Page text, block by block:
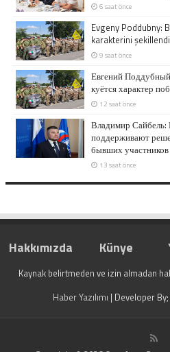
6 saat önce
Evgeny Poddubny:
karakterini
9 saat önce
Евгений
куётся характер
12 saat önce
Владимир
поддерживают
бывших
13 saat önce
Hakkımızda Künye
Kaynak belirtmeden ve izin almadan
Haber Yazılımı | Developer By;